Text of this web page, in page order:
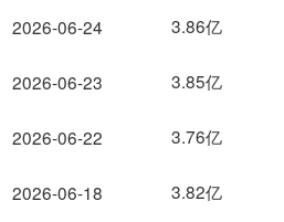
2026-06-24
2026-06-23
2026-06-22
2026-06-18
3.86亿
3.85亿
3.76亿
3.82亿